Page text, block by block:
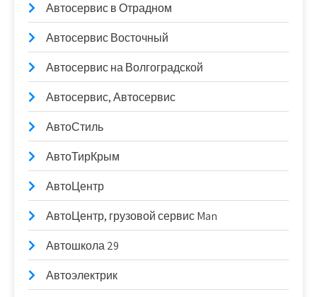
Автосервис в Отрадном
Автосервис Восточный
Автосервис на Волгоградской
Автосервис, Автосервис
АвтоСтиль
АвтоТирКрым
АвтоЦентр
АвтоЦентр, грузовой сервис Man
Автошкола 29
Автоэлектрик